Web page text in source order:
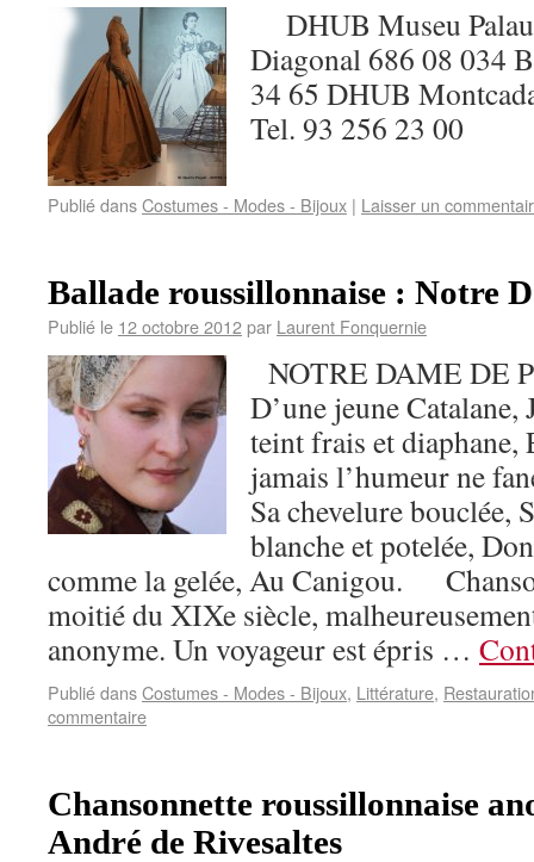
DHUB Museu Palau
Diagonal 686 08 034
34 65 DHUB
Tel. 93 256 23 00
Publié dansCostumes - Modes - Bijoux | Laisser un
Ballade roussillonnaise : Notre
Publié le 12 octobre 2012par Laurent Fonquernie
NOTRE DAME
D’une jeune Catalane,
teint frais et diaphane,
jamais l’humeur ne
Sa chevelure bouclée,
blanche et potelée,
comme la gelée, Au Canigou.
moitié du XIXe siècle,
anonyme. Un voyageur est épris …
Publié dansCostumes - Modes - Bijoux, Littérature,
commentaire
Chansonnette roussillonnaise
André de Rivesaltes